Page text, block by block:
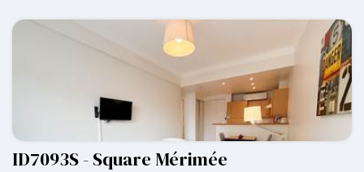
ID7093S - Square Mérimée